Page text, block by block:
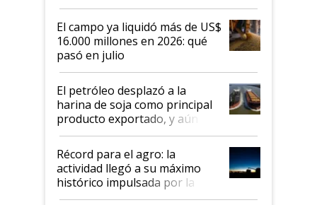
El campo ya liquidó más de US$
16.000 millones en 2026: qué
pasó en julio
El petróleo desplazó a la
harina de soja como principal
producto exportado, y aún así
el agro aportó casi seis de cada
diez dólares y sostuvo el
liderazgo en un semestre
récord
Récord para el agro: la
actividad llegó a su máximo
histórico impulsada por la
cosecha y las exportaciones